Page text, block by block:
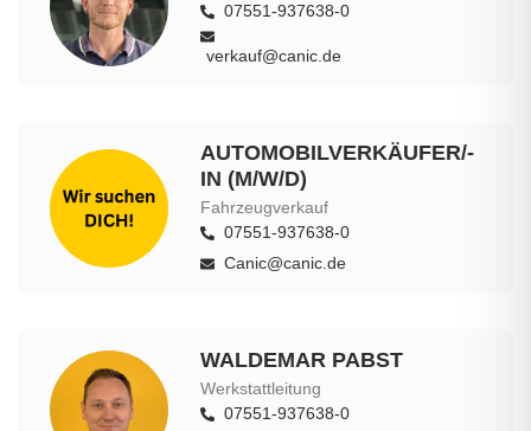
07551-937638-0
verkauf@canic.de
AUTOMOBILVERKÄUFER/-
IN (M/W/D)
Fahrzeugverkauf
07551-937638-0
Canic@canic.de
WALDEMAR PABST
Werkstattleitung
07551-937638-0